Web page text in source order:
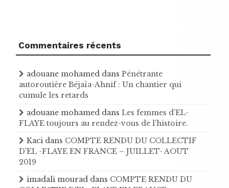
Commentaires récents
adouane mohamed dans Pénétrante
autoroutière Béjaïa-Ahnif : Un chantier qui
cumule les retards
adouane mohamed dans Les femmes d’EL-
FLAYE toujours au rendez-vous de l’histoire .
Kaci dans COMPTE RENDU DU COLLECTIF
D'EL -FLAYE EN FRANCE – JUILLET- AOUT
2019
imadali mourad dans COMPTE RENDU DU